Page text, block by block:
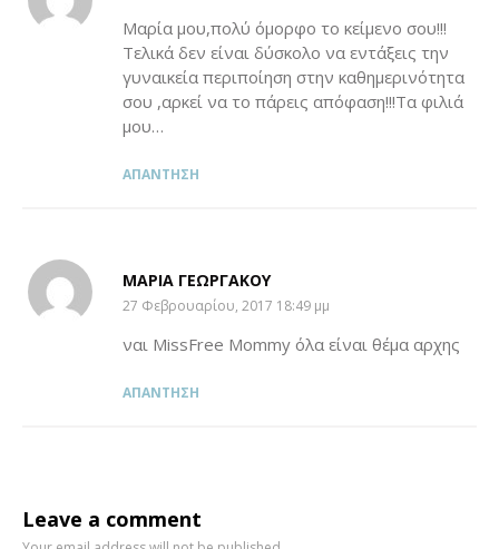
Μαρία μου,πολύ όμορφο το κείμενο σου!!!
Τελικά δεν είναι δύσκολο να εντάξεις την
γυναικεία περιποίηση στην καθημερινότητα
σου ,αρκεί να το πάρεις απόφαση!!!Τα φιλιά
μου…
ΑΠΆΝΤΗΣΗ
MΑΡΊΑ ΓΕΩΡΓΑΚΟΎSAYS:
27 Φεβρουαρίου, 2017 18:49 μμ
ναι MissFree Mommy όλα είναι θέμα αρχης
ΑΠΆΝΤΗΣΗ
Leave a comment